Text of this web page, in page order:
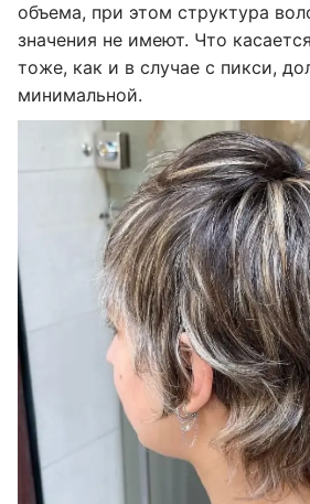
объема, при этом структура
значения не имеют. Что
тоже, как и в случае с пикси,
минимальной.